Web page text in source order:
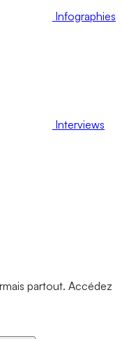
Infographies
Interviews
partout. Accédez